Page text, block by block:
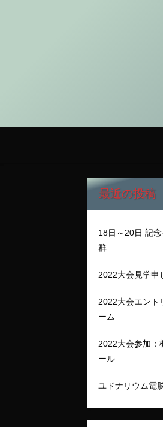
最近の投稿
18日～20日 記念
群
2022大会見学申
2022大会エント
ーム
2022大会参加：
ール
ユドナリウム電